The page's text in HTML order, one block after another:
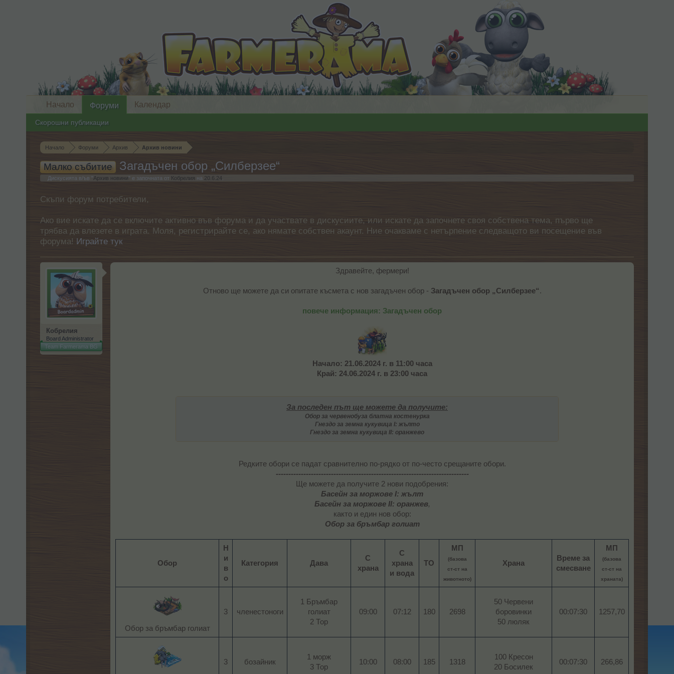
Начало Форуми Архив Архив новини
Малко събитие Загадъчен обор „Силберзее“
Дискусията в/ъв " Архив новини " е започната от Кобрелия на 20.6.24
Скъпи форум потребители,
Ако вие искате да се включите активно във форума и да участвате в дискусиите, или искате да започнете своя собствена тема, първо ще
трябва да влезете в играта. Моля, регистрирайте се, ако нямате собствен акаунт. Ние очакваме с нетърпение следващото ви посещение във
форума! Играйте тук
Кобрелия
Board Administrator
Team Farmerama BG
Здравейте, фермери!
Отново ще можете да си опитате късмета с нов загадъчен обор - Загадъчен обор „Силберзее“.
повече информация: Загадъчен обор
Начало: 21.06.2024 г. в 11:00 часа
Край: 24.06.2024 г. в 23:00 часа
За последен път ще можете да получите:
Обор за червенобуза блатна костенурка
Гнездо за земна кукувица I: жълтo
Гнездо за земна кукувица II: оранжевo
Редките обори се падат сравнително по-рядко от по-често срещаните обори.
-----------------------------------------------------------------------------
Ще можете да получите 2 нови подобрения:
Басейн за моржове I: жълт
Басейн за моржове II: оранжев,
както и един нов обор:
Обор за бръмбар голиат
Обор
Н
и
в
о
Категория Дава
С
храна
С
храна
и вода
ТО
МП
(базова
ст-ст на
животното)
Храна
Време за
смесване
МП
(базова
ст-ст на
храната)
Обор за бръмбар голиат​
3​ членестоноги​
1 Бръмбар
голиат
2 Тор​
09:00​ 07:12 180​ 2698​
50 Червени
боровинки
50 люляк​
00:07:30​ 1257,70​
3​ бозайник​
1 морж
3 Тор​
10:00​ 08:00 185​ 1318​
100 Кресон
20 Босилек​
00:07:30 266,86​
Начало Форуми
Скорошни публикации
Календар